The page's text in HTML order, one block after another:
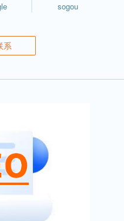
sogou
系